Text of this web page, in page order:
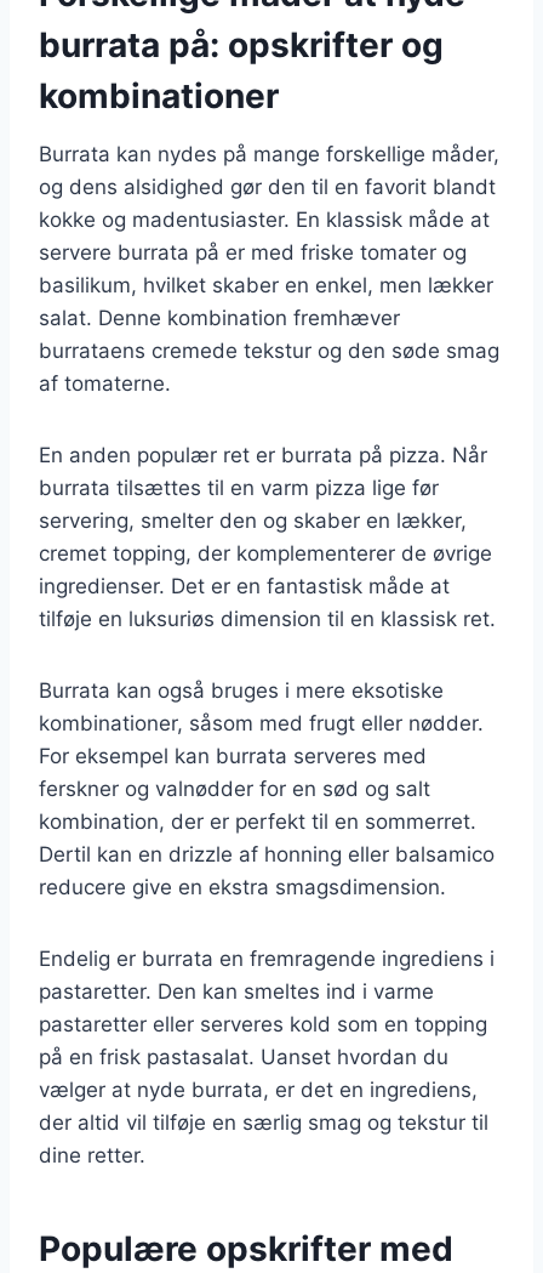
burrata på: opskrifter og
kombinationer
Burrata kan nydes på mange forskellige måder,
og dens alsidighed gør den til en favorit blandt
kokke og madentusiaster. En klassisk måde at
servere burrata på er med friske tomater og
basilikum, hvilket skaber en enkel, men lækker
salat. Denne kombination fremhæver
burrataens cremede tekstur og den søde smag
af tomaterne.
En anden populær ret er burrata på pizza. Når
burrata tilsættes til en varm pizza lige før
servering, smelter den og skaber en lækker,
cremet topping, der komplementerer de øvrige
ingredienser. Det er en fantastisk måde at
tilføje en luksuriøs dimension til en klassisk ret.
Burrata kan også bruges i mere eksotiske
kombinationer, såsom med frugt eller nødder.
For eksempel kan burrata serveres med
ferskner og valnødder for en sød og salt
kombination, der er perfekt til en sommerret.
Dertil kan en drizzle af honning eller balsamico
reducere give en ekstra smagsdimension.
Endelig er burrata en fremragende ingrediens i
pastaretter. Den kan smeltes ind i varme
pastaretter eller serveres kold som en topping
på en frisk pastasalat. Uanset hvordan du
vælger at nyde burrata, er det en ingrediens,
der altid vil tilføje en særlig smag og tekstur til
dine retter.
Populære opskrifter med